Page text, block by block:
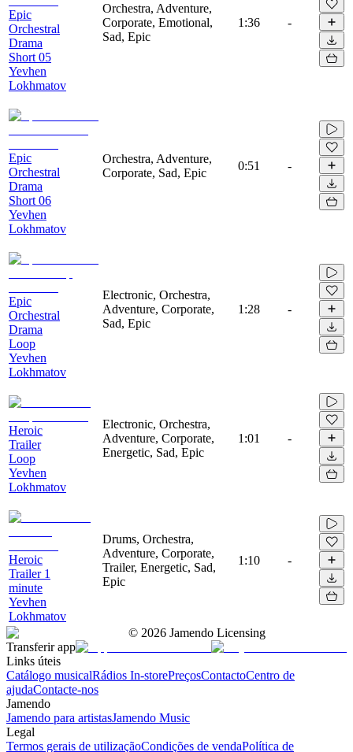
Epic
Orchestral
Drama
Short 05
Yevhen
Lokhmatov
Orchestra, Adventure,
Corporate, Emotional,
Sad, Epic
1:36 -
Epic
Orchestral
Drama
Short 06
Yevhen
Lokhmatov
Orchestra, Adventure,
Corporate, Sad, Epic
0:51 -
Epic
Orchestral
Drama
Loop
Yevhen
Lokhmatov
Electronic, Orchestra,
Adventure, Corporate,
Sad, Epic
1:28 -
Heroic
Trailer
Loop
Yevhen
Lokhmatov
Electronic, Orchestra,
Adventure, Corporate,
Energetic, Sad, Epic
1:01 -
Heroic
Trailer 1
minute
Yevhen
Lokhmatov
Drums, Orchestra,
Adventure, Corporate,
Trailer, Energetic, Sad,
Epic
1:10 -
© 2026 Jamendo Licensing
Transferir app
Links úteis
Catálogo musicalRádios In-storePreçosContactoCentro de
ajudaContacte-nos
Jamendo
Jamendo para artistasJamendo Music
Legal
Termos gerais de utilizaçãoCondições de vendaPolítica de